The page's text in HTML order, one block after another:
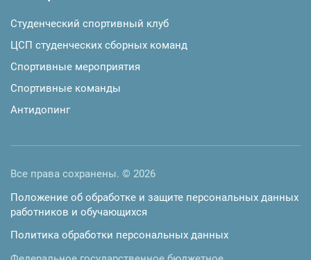
Студенческий спортивный клуб
ЦСП студенческих сборных команд
Спортивные мероприятия
Спортивные команды
Антидопинг
Все права сохранены. © 2026
Положение об обработке и защите персональных данных
работников и обучающихся
Политика обработки персональных данных